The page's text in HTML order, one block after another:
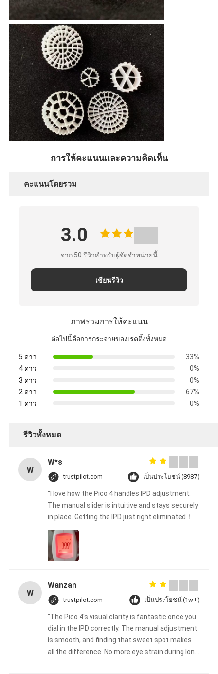
การให้คะแนนและความคิดเห็น
คะแนนโดยรวม
3.0
จาก 50 รีวิวสําหรับผู้จัดจําหน่ายนี้
เขียนรีวิว
ภาพรวมการให้คะแนน
ต่อไปนี้คือการกระจายของเรตติ้งทั้งหมด
5 ดาว
33%
4 ดาว
0%
3 ดาว
0%
2 ดาว
67%
1 ดาว
0%
รีวิวทั้งหมด
W
W*s
trustpilot.com เป็นประโยชน์ (8987)
"I love how the Pico 4 handles IPD adjustment.
The manual slider is intuitive and stays securely
in place. Getting the IPD just right eliminated！
W
Wanzan
trustpilot.com เป็นประโยชน์ (1w+)
"The Pico 4's visual clarity is fantastic once you
dial in the IPD correctly. The manual adjustment
is smooth, and finding that sweet spot makes
all the difference. No more eye strain during long